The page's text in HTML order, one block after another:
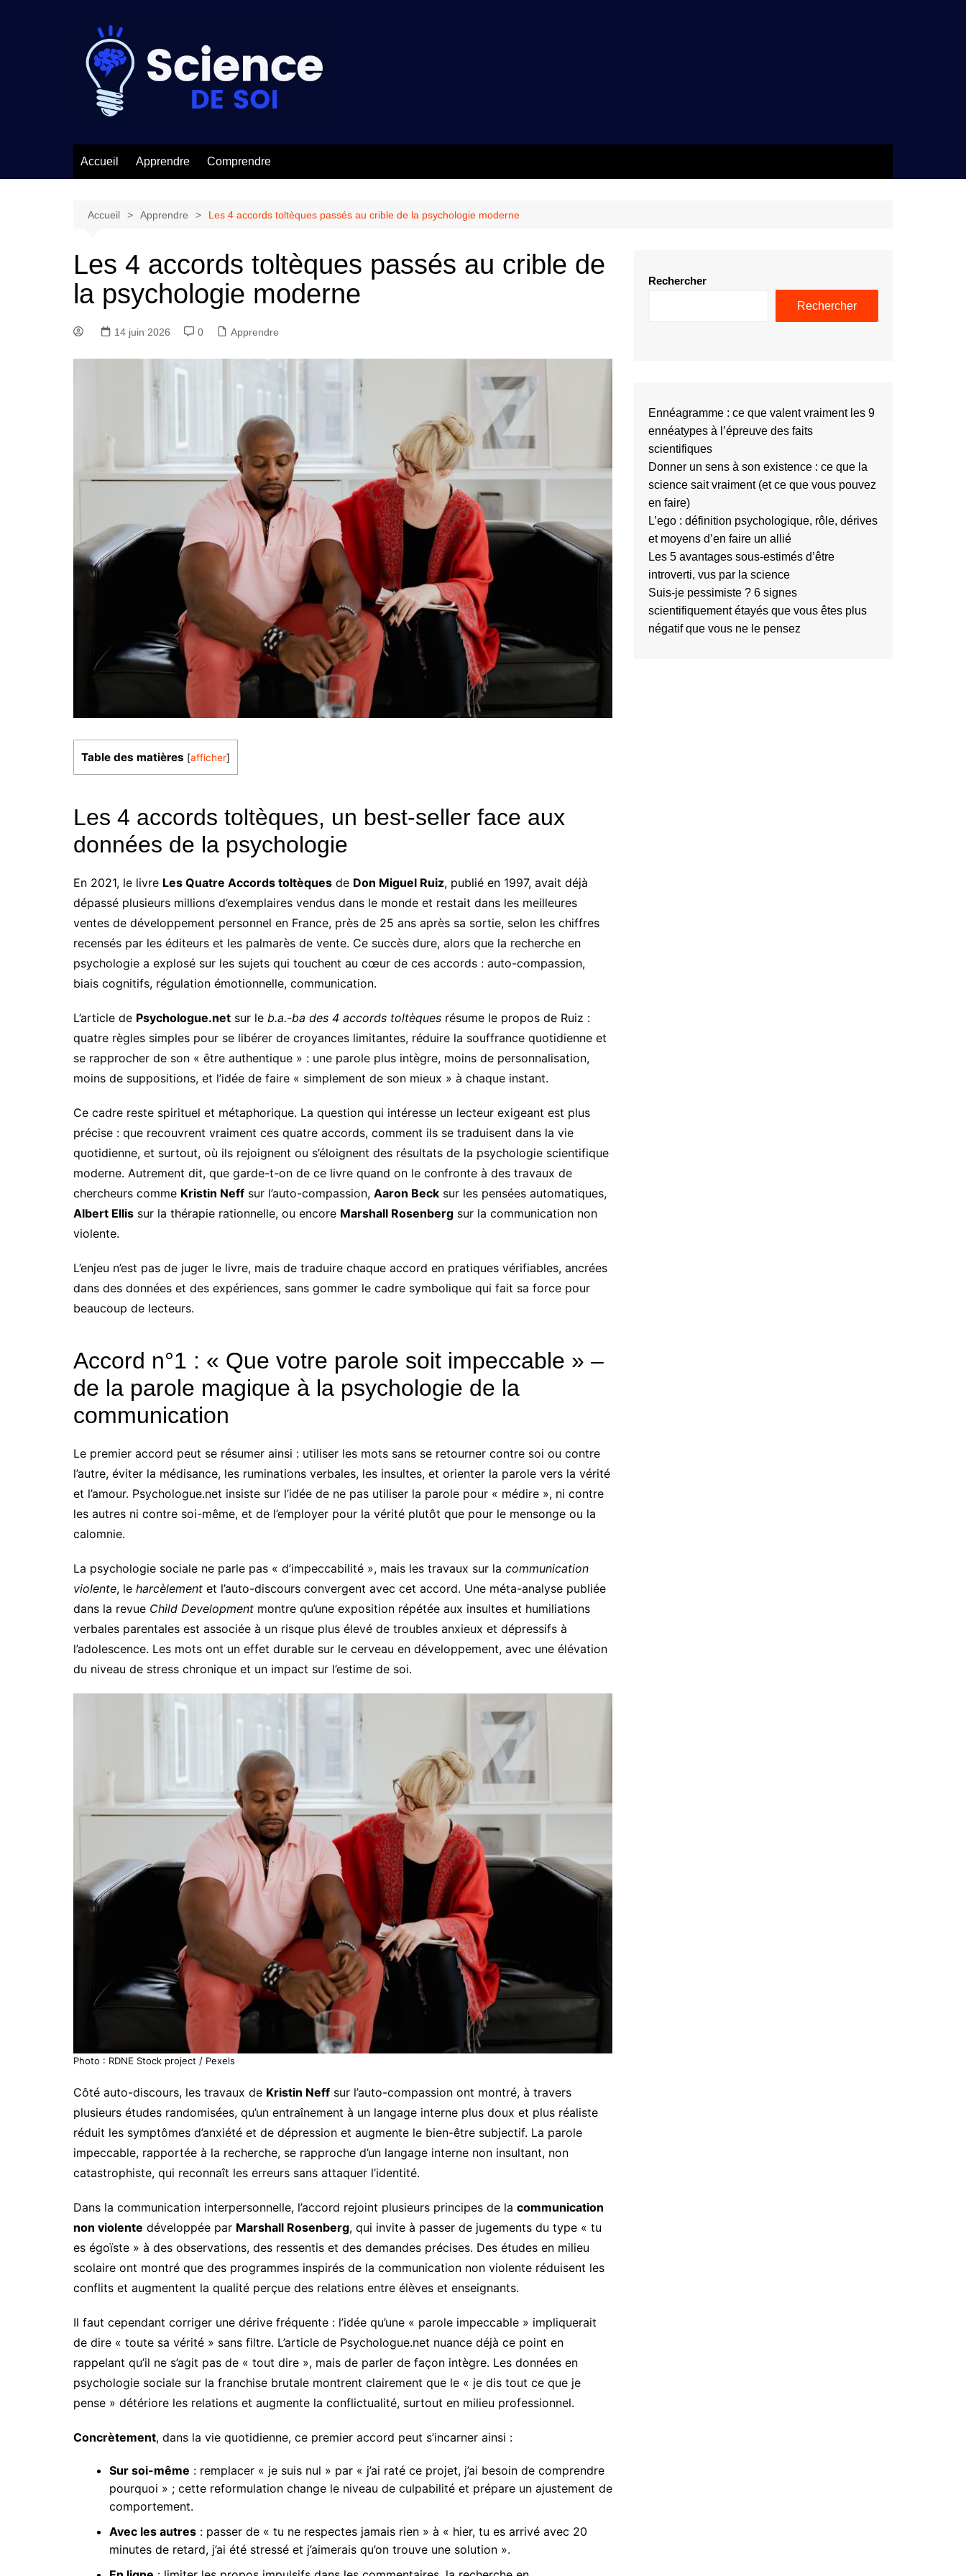
Accueil Apprendre Comprendre
Accueil Apprendre Les 4 accords toltèques passés au crible de la psychologie moderne
Les 4 accords toltèques passés au crible de
la psychologie moderne
14 juin 2026 0 Apprendre
Table des matières [afficher]
Les 4 accords toltèques, un best-seller face aux
données de la psychologie
En 2021, le livre Les Quatre Accords toltèques de Don Miguel Ruiz, publié en 1997, avait déjà
dépassé plusieurs millions d’exemplaires vendus dans le monde et restait dans les meilleures
ventes de développement personnel en France, près de 25 ans après sa sortie, selon les chiffres
recensés par les éditeurs et les palmarès de vente. Ce succès dure, alors que la recherche en
psychologie a explosé sur les sujets qui touchent au cœur de ces accords : auto-compassion,
biais cognitifs, régulation émotionnelle, communication.
L’article de Psychologue.net sur le b.a.-ba des 4 accords toltèques résume le propos de Ruiz :
quatre règles simples pour se libérer de croyances limitantes, réduire la souffrance quotidienne et
se rapprocher de son « être authentique » : une parole plus intègre, moins de personnalisation,
moins de suppositions, et l’idée de faire « simplement de son mieux » à chaque instant.
Ce cadre reste spirituel et métaphorique. La question qui intéresse un lecteur exigeant est plus
précise : que recouvrent vraiment ces quatre accords, comment ils se traduisent dans la vie
quotidienne, et surtout, où ils rejoignent ou s’éloignent des résultats de la psychologie scientifique
moderne. Autrement dit, que garde-t-on de ce livre quand on le confronte à des travaux de
chercheurs comme Kristin Neff sur l’auto-compassion, Aaron Beck sur les pensées automatiques,
Albert Ellis sur la thérapie rationnelle, ou encore Marshall Rosenberg sur la communication non
violente.
L’enjeu n’est pas de juger le livre, mais de traduire chaque accord en pratiques vérifiables, ancrées
dans des données et des expériences, sans gommer le cadre symbolique qui fait sa force pour
beaucoup de lecteurs.
Accord n°1 : « Que votre parole soit impeccable » –
de la parole magique à la psychologie de la
communication
Le premier accord peut se résumer ainsi : utiliser les mots sans se retourner contre soi ou contre
l’autre, éviter la médisance, les ruminations verbales, les insultes, et orienter la parole vers la vérité
et l’amour. Psychologue.net insiste sur l’idée de ne pas utiliser la parole pour « médire », ni contre
les autres ni contre soi-même, et de l’employer pour la vérité plutôt que pour le mensonge ou la
calomnie.
La psychologie sociale ne parle pas « d’impeccabilité », mais les travaux sur la communication
violente, le harcèlement et l’auto-discours convergent avec cet accord. Une méta-analyse publiée
dans la revue Child Development montre qu’une exposition répétée aux insultes et humiliations
verbales parentales est associée à un risque plus élevé de troubles anxieux et dépressifs à
l’adolescence. Les mots ont un effet durable sur le cerveau en développement, avec une élévation
du niveau de stress chronique et un impact sur l’estime de soi.
Photo : RDNE Stock project / Pexels
Côté auto-discours, les travaux de Kristin Neff sur l’auto-compassion ont montré, à travers
plusieurs études randomisées, qu’un entraînement à un langage interne plus doux et plus réaliste
réduit les symptômes d’anxiété et de dépression et augmente le bien-être subjectif. La parole
impeccable, rapportée à la recherche, se rapproche d’un langage interne non insultant, non
catastrophiste, qui reconnaît les erreurs sans attaquer l’identité.
Dans la communication interpersonnelle, l’accord rejoint plusieurs principes de la communication
non violente développée par Marshall Rosenberg, qui invite à passer de jugements du type « tu
es égoïste » à des observations, des ressentis et des demandes précises. Des études en milieu
scolaire ont montré que des programmes inspirés de la communication non violente réduisent les
conflits et augmentent la qualité perçue des relations entre élèves et enseignants.
Il faut cependant corriger une dérive fréquente : l’idée qu’une « parole impeccable » impliquerait
de dire « toute sa vérité » sans filtre. L’article de Psychologue.net nuance déjà ce point en
rappelant qu’il ne s’agit pas de « tout dire », mais de parler de façon intègre. Les données en
psychologie sociale sur la franchise brutale montrent clairement que le « je dis tout ce que je
pense » détériore les relations et augmente la conflictualité, surtout en milieu professionnel.
Concrètement, dans la vie quotidienne, ce premier accord peut s’incarner ainsi :
Sur soi-même : remplacer « je suis nul » par « j’ai raté ce projet, j’ai besoin de comprendre
pourquoi » ; cette reformulation change le niveau de culpabilité et prépare un ajustement de
comportement.
Avec les autres : passer de « tu ne respectes jamais rien » à « hier, tu es arrivé avec 20
minutes de retard, j’ai été stressé et j’aimerais qu’on trouve une solution ».
Rechercher
Rechercher
Ennéagramme : ce que valent vraiment les 9
ennéatypes à l’épreuve des faits
scientifiques
Donner un sens à son existence : ce que la
science sait vraiment (et ce que vous pouvez
en faire)
L’ego : définition psychologique, rôle, dérives
et moyens d’en faire un allié
Les 5 avantages sous-estimés d’être
introverti, vus par la science
Suis-je pessimiste ? 6 signes
scientifiquement étayés que vous êtes plus
négatif que vous ne le pensez